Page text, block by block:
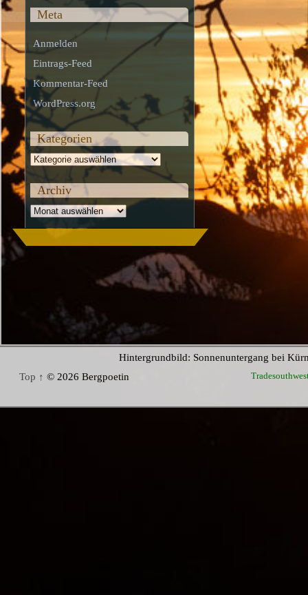
Meta
Anmelden
Eintrags-Feed
Kommentar-Feed
WordPress.org
Kategorien
Kategorien
Archiv
Archiv
Hintergrundbild: Sonnenuntergang bei
Top ↑ © 2026 Bergpoetin